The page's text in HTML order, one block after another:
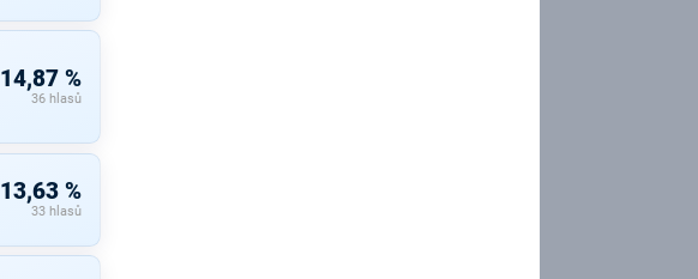
14,87 %
36 hlasů
13,63 %
33 hlasů